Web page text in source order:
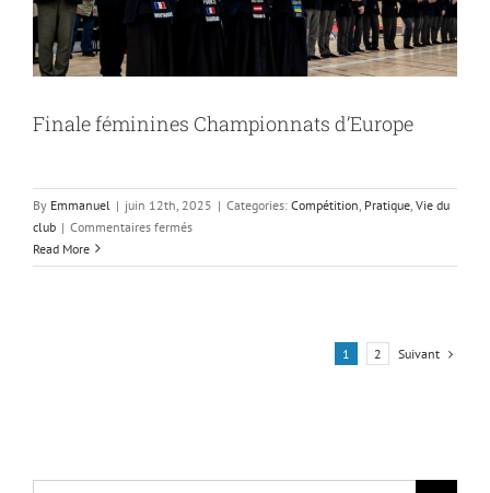
Finale féminines Championnats d’Europe
By Emmanuel | juin 12th, 2025 | Categories: Compétition Pratique Vie du
club | Commentaires ferméssur
féminines
Read More
1 2 Suivant